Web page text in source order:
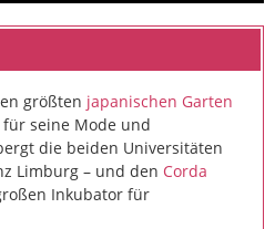
größten japanischen Garten
seine Mode und
die beiden Universitäten
Limburg – und den Corda
Inkubator für